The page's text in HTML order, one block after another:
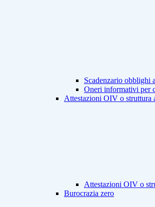
Scadenzario obblighi
Oneri informativi per
Attestazioni OIV o struttura
Attestazioni OIV o
Burocrazia zero